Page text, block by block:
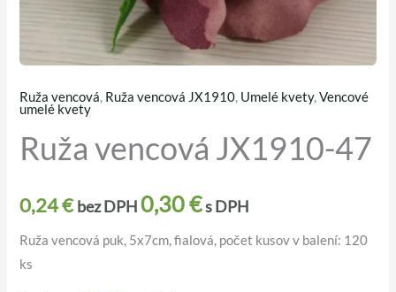
Ruža vencová, Ruža vencová JX1910, Umelé kvety,Vencové
umelé kvety
Ruža vencová JX1910-47
0,24€ bez DPH0,30€s DPH
Ruža vencová puk, 5x7cm, fialová, počet kusov v balení: 120
ks
množstvo
vencová
47